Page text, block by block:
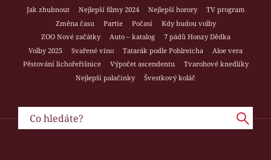
Jak zhubnout Nejlepší filmy 2024 Nejlepší horory
TV program
Změna času
Partie Počasí
Kdy budou volby
ZOO Nové začátky
Auto – katalog
7 pádů Honzy Dědka
Volby 2025
Svařené víno Tatarák podle Pohlreicha
Aloe vera
Pěstování lichořeřišnice
Výpočet ascendentu
Tvarohové knedlíky
Nejlepší palačinky
Švestkový koláč